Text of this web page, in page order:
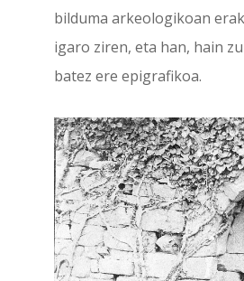
bilduma arkeologikoan
igaro ziren, eta han, hain
batez ere epigrafikoa.